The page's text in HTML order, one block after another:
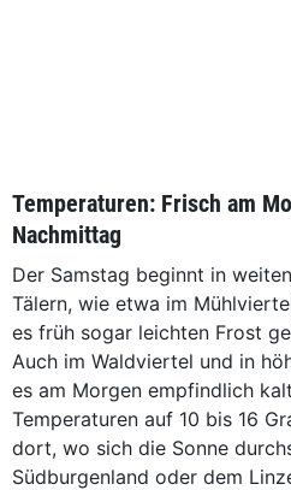
Temperaturen: Frisch am
Nachmittag
Der Samstag beginnt in
Tälern, wie etwa im
es früh sogar leichten Frost
Auch im Waldviertel und in
es am Morgen empfindlich
Temperaturen auf 10 bis 16
dort, wo sich die Sonne
Südburgenland oder dem